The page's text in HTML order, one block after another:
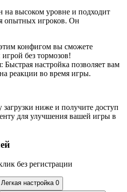
на высоком уровне и подходит
опытных игроков. Он
конфигом вы сможете
без тормозов!
: Быстрая настройка позволяет вам
реакции во время игры.
ниже и получите доступ
для улучшения вашей игры в
без регистрации
Легкая настройка 0